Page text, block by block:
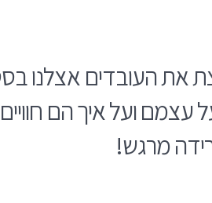
את העובדים אצלנו
ועל איך הם
מרגש!